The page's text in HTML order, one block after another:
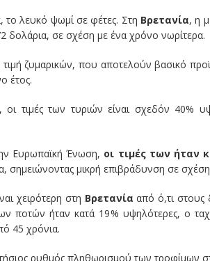
το λευκό ψωμί σε φέτες. Στη Βρετανία, η
δολάρια, σε σχέση με ένα χρόνο νωρίτερα.
τιμή ζυμαρικών, που αποτελούν βασικό
έτος.
, οι τιμές των τυριών είναι σχεδόν 40%
Ευρωπαϊκή Ένωση, οι τιμές των ήταν
σημειώνοντας μικρή επιβράδυνση σε
χειρότερη στη Βρετανίααπό ό,τι στους
ποτών ήταν κατά 19% υψηλότερες, ο
45 χρόνια.
ρυθμός πληθωρισμού των τροφίμων